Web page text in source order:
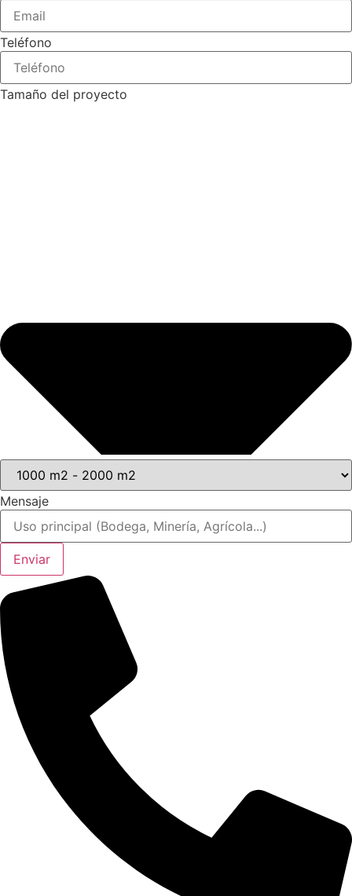
Teléfono
Tamaño del proyecto
Mensaje
Enviar